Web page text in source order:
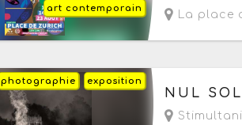
art contemporain
La place
exposition
photographie
Du
NUL